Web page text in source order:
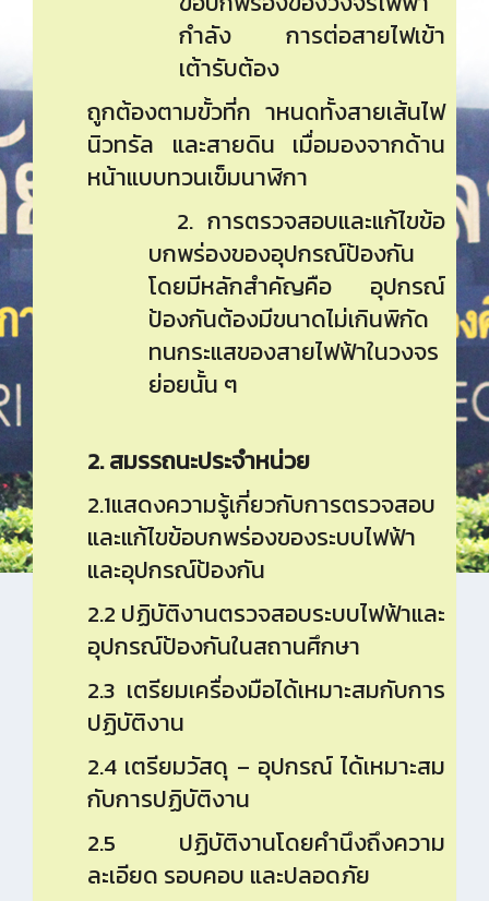
กำลัง การต่อสายไฟเข้า
เต้ารับต้อง
ถูกต้องตามขั้วที่ก าหนดทั้งสายเส้นไฟ
นิวทรัล และสายดิน เมื่อมองจากด้าน
หน้าแบบทวนเข็มนาฬิกา
2. การตรวจสอบและแก้ไขข้อ
บกพร่องของอุปกรณ์ป้องกัน
โดยมีหลักสำคัญคือ อุปกรณ์
ป้องกันต้องมีขนาดไม่เกินพิกัด
ทนกระแสของสายไฟฟ้าในวงจร
ย่อยนั้น ๆ
2. สมรรถนะประจำหน่วย
2.1แสดงความรู้เกี่ยวกับการตรวจสอบ
และแก้ไขข้อบกพร่องของระบบไฟฟ้า
และอุปกรณ์ป้องกัน
2.2 ปฏิบัติงานตรวจสอบระบบไฟฟ้าและ
อุปกรณ์ป้องกันในสถานศึกษา
2.3 เตรียมเครื่องมือได้เหมาะสมกับการ
ปฏิบัติงาน
2.4 เตรียมวัสดุ – อุปกรณ์ ได้เหมาะสม
กับการปฏิบัติงาน
2.5 ปฏิบัติงานโดยคำนึงถึงความ
ละเอียด รอบคอบ และปลอดภัย